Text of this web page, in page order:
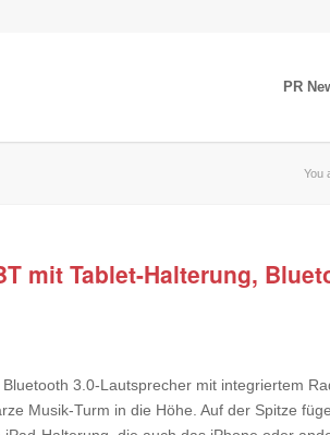
PR
You
mit Tablet-Halterung,
3.0-Lautsprecher mit integriertem
Musik-Turm in die Höhe. Auf der Spitze